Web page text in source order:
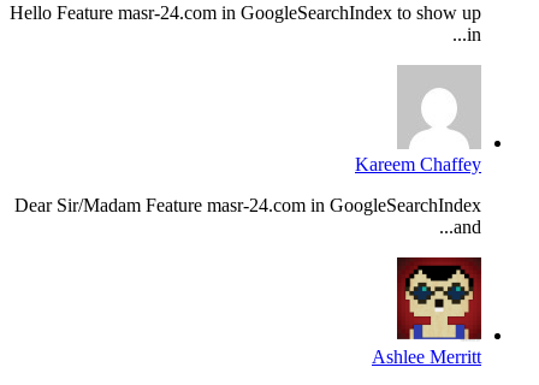
Hello Feature masr-24.com in GoogleSearchIndex to show up
in...
Kareem Chaffey
Dear Sir/Madam Feature masr-24.com in GoogleSearchIndex
and...
Ashlee Merritt